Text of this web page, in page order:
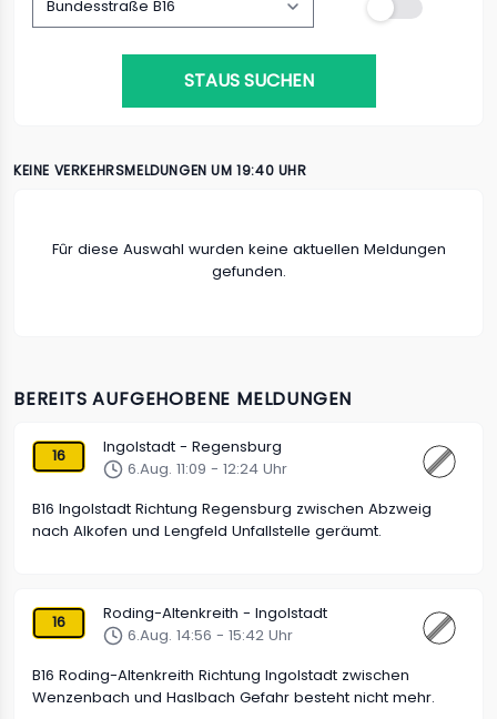
STAUS SUCHEN
KEINE VERKEHRSMELDUNGEN UM 19:40 UHR
Fûr diese Auswahl wurden keine aktuellen Meldungen
gefunden.
BEREITS AUFGEHOBENE MELDUNGEN
16
Ingolstadt - Regensburg
6.Aug. 11:09 - 12:24 Uhr
B16 Ingolstadt Richtung Regensburg zwischen Abzweig
nach Alkofen und Lengfeld Unfallstelle geräumt.
16
Roding-Altenkreith - Ingolstadt
6.Aug. 14:56 - 15:42 Uhr
B16 Roding-Altenkreith Richtung Ingolstadt zwischen
Wenzenbach und Haslbach Gefahr besteht nicht mehr.